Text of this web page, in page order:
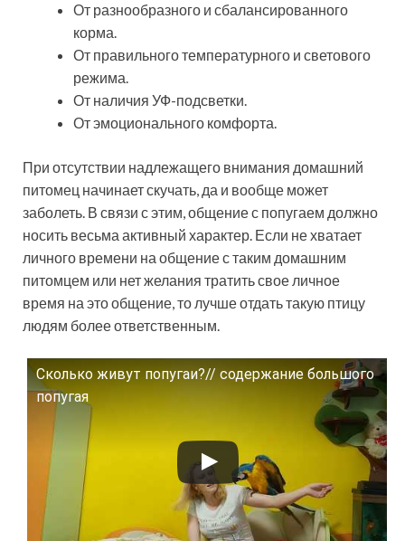
От разнообразного и сбалансированного
корма.
От правильного температурного и светового
режима.
От наличия УФ-подсветки.
От эмоционального комфорта.
При отсутствии надлежащего внимания домашний
питомец начинает скучать, да и вообще может
заболеть. В связи с этим, общение с попугаем должно
носить весьма активный характер. Если не хватает
личного времени на общение с таким домашним
питомцем или нет желания тратить свое личное
время на это общение, то лучше отдать такую птицу
людям более ответственным.
Сколько живут попугаи?// содержание большого
попугая
Смотрите это видео на YouTube